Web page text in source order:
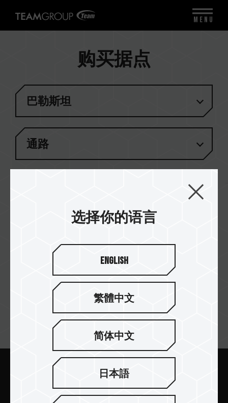
购买据点
巴勒斯坦
通路
Golden Tec
订阅电子报
提交
选择你的语言
English
繁體中文
简体中文
日本語
MENU